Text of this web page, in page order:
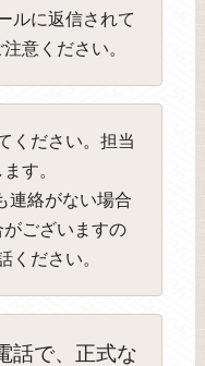
ルに返信されて
意ください。
ください。担当
す。
連絡がない場合
ございますの
ください。
話で、正式な